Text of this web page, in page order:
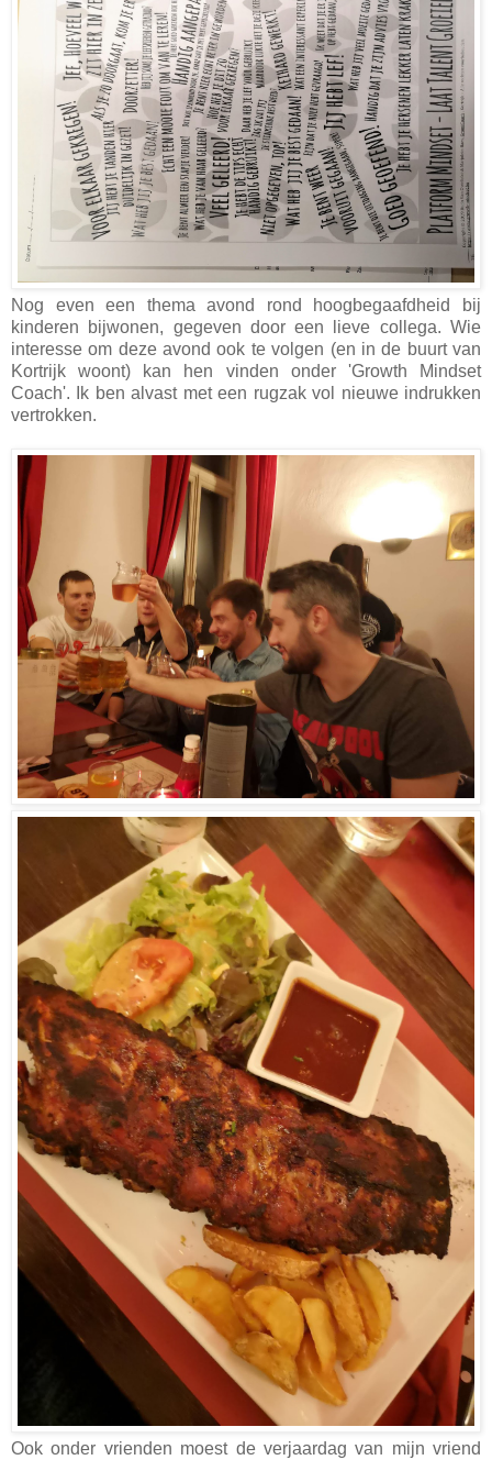
Nog even een thema avond rond hoogbegaafdheid bij
kinderen bijwonen, gegeven door een lieve collega. Wie
interesse om deze avond ook te volgen (en in de buurt van
Kortrijk woont) kan hen vinden onder 'Growth Mindset
Coach'. Ik ben alvast met een rugzak vol nieuwe indrukken
vertrokken.
Ook onder vrienden moest de verjaardag van mijn vriend